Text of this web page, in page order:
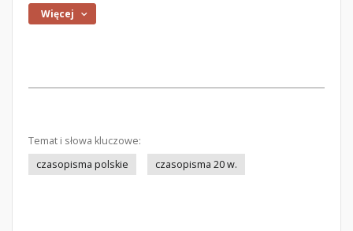
Więcej
Temat i słowa kluczowe:
czasopisma polskie
czasopisma 20 w.